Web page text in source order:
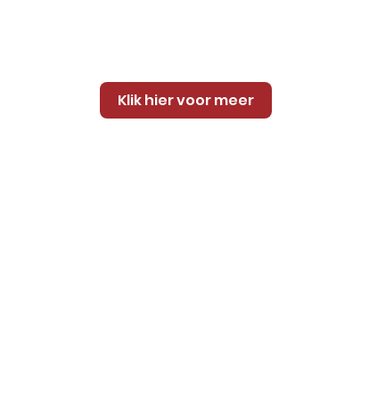
Klik hier voor meer